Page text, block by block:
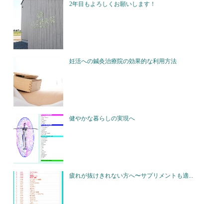
2年目もよろしくお願いします！
妊活への鍼灸治療院の効果的な利用方法
健やかな暮らしの実現へ
疲れが抜けきれない方へ〜サプリメントも適...